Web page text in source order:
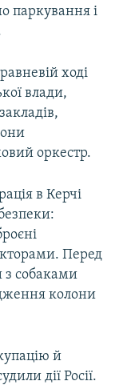
паркування і
ході
влади,
оркестр.
в Керчі
Перед
з собаками
колони
й
дії Росії.